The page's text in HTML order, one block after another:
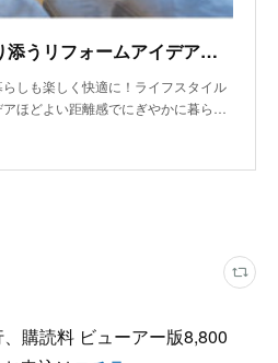
ライフスタイルに寄り添うリフォームアイデア～大家族・4世代の暮らしやすさを追求
しも楽しく快適に！ライフスタイル
ほどよい距離感でにぎやかに暮ら…
購読料 ビューアー版8,800